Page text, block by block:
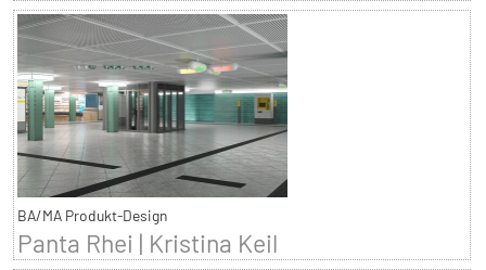
BA/MA Produkt-Design
Panta Rhei | Kristina Keil